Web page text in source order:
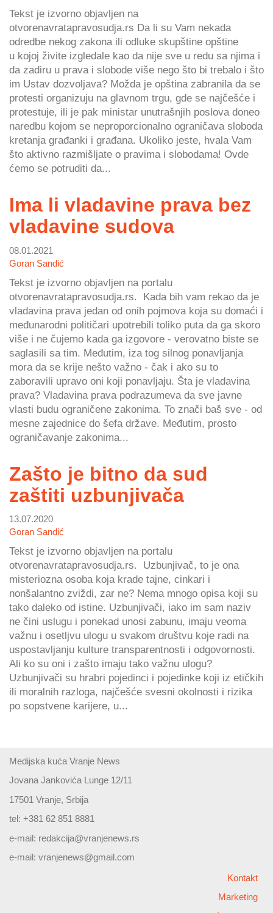
Tekst je izvorno objavljen na
otvorenavratapravosudja.rs Da li su Vam nekada
odredbe nekog zakona ili odluke skupštine opštine
u kojoj živite izgledale kao da nije sve u redu sa njima i
da zadiru u prava i slobode više nego što bi trebalo i što
im Ustav dozvoljava? Možda je opština zabranila da se
protesti organizuju na glavnom trgu, gde se najčešće i
protestuje, ili je pak ministar unutrašnjih poslova doneo
naredbu kojom se neproporcionalno ograničava sloboda
kretanja građanki i građana. Ukoliko jeste, hvala Vam
što aktivno razmišljate o pravima i slobodama! Ovde
ćemo se potruditi da...
Ima li vladavine prava bez
vladavine sudova
08.01.2021
Goran Sandić
Tekst je izvorno objavljen na portalu
otvorenavratapravosudja.rs. Kada bih vam rekao da je
vladavina prava jedan od onih pojmova koja su domaći i
međunarodni političari upotrebili toliko puta da ga skoro
više i ne čujemo kada ga izgovore - verovatno biste se
saglasili sa tim. Međutim, iza tog silnog ponavljanja
mora da se krije nešto važno - čak i ako su to
zaboravili upravo oni koji ponavljaju. Šta je vladavina
prava? Vladavina prava podrazumeva da sve javne
vlasti budu ograničene zakonima. To znači baš sve - od
mesne zajednice do šefa države. Međutim, prosto
ograničavanje zakonima...
Zašto je bitno da sud
zaštiti uzbunjivača
13.07.2020
Goran Sandić
Tekst je izvorno objavljen na portalu
otvorenavratapravosudja.rs. Uzbunjivač, to je ona
misteriozna osoba koja krade tajne, cinkari i
nonšalantno zviždi, zar ne? Nema mnogo opisa koji su
tako daleko od istine. Uzbunjivači, iako im sam naziv
ne čini uslugu i ponekad unosi zabunu, imaju veoma
važnu i osetljvu ulogu u svakom društvu koje radi na
uspostavljanju kulture transparentnosti i odgovornosti.
Ali ko su oni i zašto imaju tako važnu ulogu?
Uzbunjivači su hrabri pojedinci i pojedinke koji iz etičkih
ili moralnih razloga, najčešće svesni okolnosti i rizika
po sopstvene karijere, u...
Medijska kuća Vranje News
Jovana Jankovića Lunge 12/11
17501 Vranje, Srbija
tel: +381 62 851 8881
e-mail: redakcija@vranjenews.rs
e-mail: vranjenews@gmail.com
Kontakt
Marketing